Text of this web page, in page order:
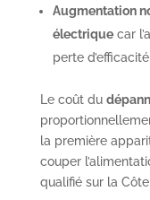
Augmentation
électriquecar
perte d’efficacité
Le coût du
la première
couper
qualifié sur la